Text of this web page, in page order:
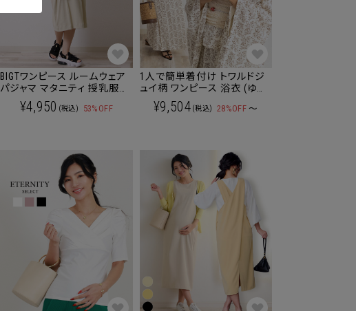
BIGTワンピース ルームウェア
パジャマ マタニティ 授乳服
産後も使える
¥4,950 (税込) 53%OFF
1人で簡単着付け トワルドジ
ュイ柄 ワンピース 浴衣 (ゆか
たセット)選べるレース帯/兵
児帯 レディース/大人/ゆかた¥9,504 (税込) 28%OFF ～